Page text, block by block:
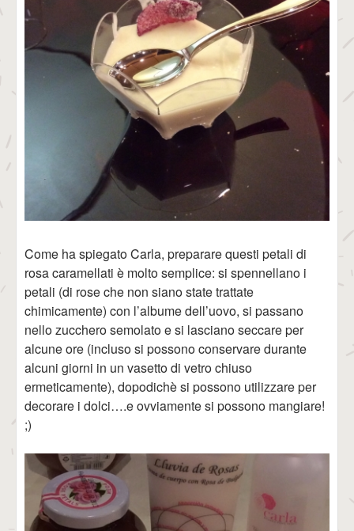
Come ha spiegato Carla, preparare questi petali di
rosa caramellati è molto semplice: si spennellano i
petali (di rose che non siano state trattate
chimicamente) con l’albume dell’uovo, si passano
nello zucchero semolato e si lasciano seccare per
alcune ore (incluso si possono conservare durante
alcuni giorni in un vasetto di vetro chiuso
ermeticamente), dopodichè si possono utilizzare per
decorare i dolci….e ovviamente si possono mangiare!
;)